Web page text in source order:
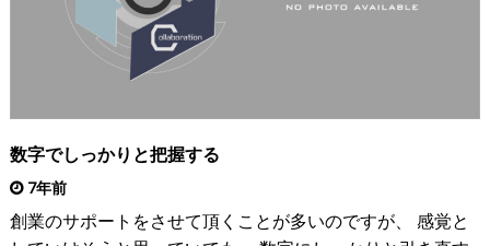
数字でしっかりと把握する
7年前
創業のサポートをさせて頂くことが多いのですが、 感覚と